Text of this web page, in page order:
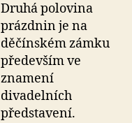
Druhá polovina
prázdnin je na
děčínském zámku
především ve
znamení
divadelních
představení.